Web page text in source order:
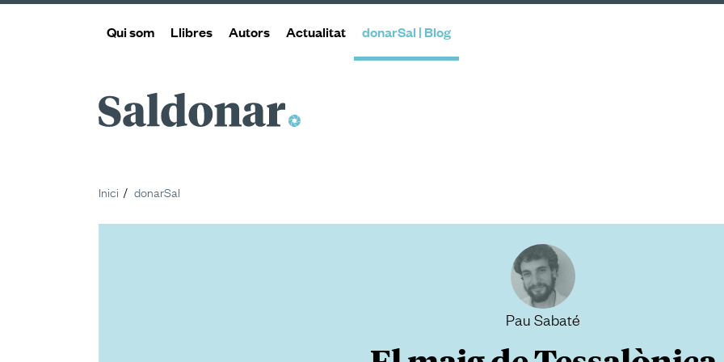
Qui som Llibres Autors Actualitat donarSal | Blog
Saldonar
Inici donarSal
Pau Sabaté